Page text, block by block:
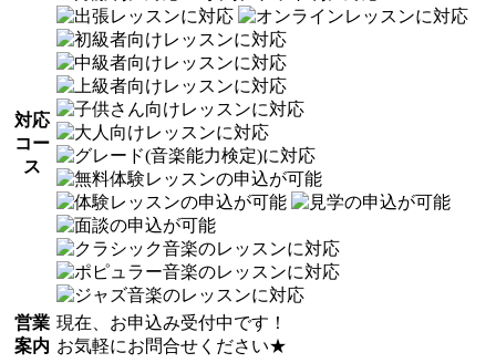
対応
コー
ス
営業
案内
現在、お申込み受付中です！
お気軽にお問合せください★